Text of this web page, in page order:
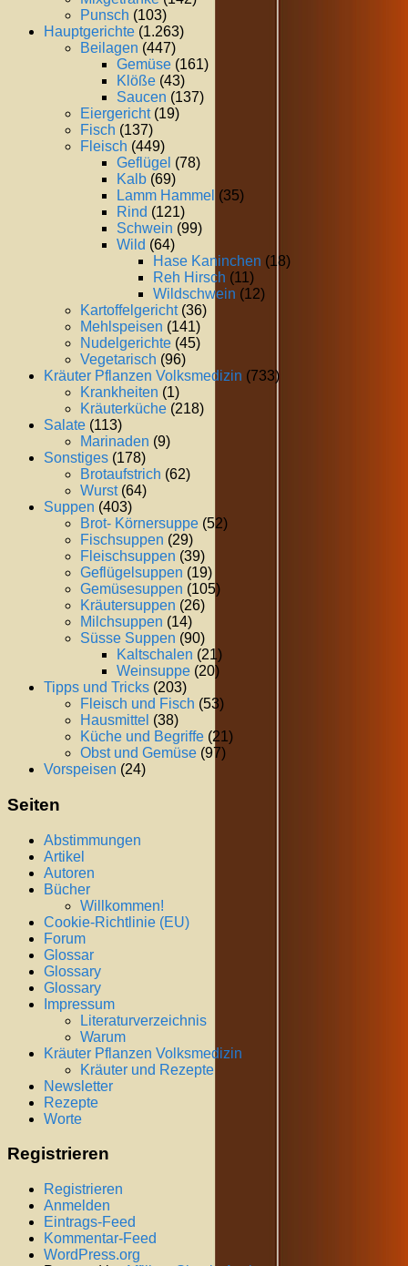
Punsch (103)
Hauptgerichte (1.263)
Beilagen (447)
Gemüse (161)
Klöße (43)
Saucen (137)
Eiergericht(19)
Fisch (137)
Fleisch (449)
Geflügel (78)
Kalb (69)
Lamm Hammel (35)
Rind (121)
Schwein (99)
Wild (64)
Hase Kaninchen (18)
Reh Hirsch (11)
Wildschwein (12)
Kartoffelgericht(36)
Mehlspeisen (141)
Nudelgerichte (45)
Vegetarisch (96)
Kräuter Pflanzen Volksmedizin (733)
Krankheiten (1)
Kräuterküche (218)
Salate (113)
Marinaden (9)
Sonstiges (178)
Brotaufstrich (62)
Wurst(64)
Suppen (403)
Brot- Körnersuppe (52)
Fischsuppen (29)
Fleischsuppen (39)
Geflügelsuppen (19)
Gemüsesuppen (105)
Kräutersuppen (26)
Milchsuppen (14)
Süsse Suppen (90)
Kaltschalen (21)
Weinsuppe (20)
Tipps und Tricks (203)
Fleisch und Fisch (53)
Hausmittel (38)
Küche und Begriffe (21)
Obst und Gemüse (97)
Vorspeisen (24)
Seiten
Abstimmungen
Artikel
Autoren
Bücher
Willkommen!
Cookie-Richtlinie (EU)
Forum
Glossar
Glossary
Glossary
Impressum
Literaturverzeichnis
Warum
Kräuter Pflanzen Volksmedizin
Kräuter und Rezepte
Newsletter
Rezepte
Worte
Registrieren
Registrieren
Anmelden
Eintrags-Feed
Kommentar-Feed
WordPress.org